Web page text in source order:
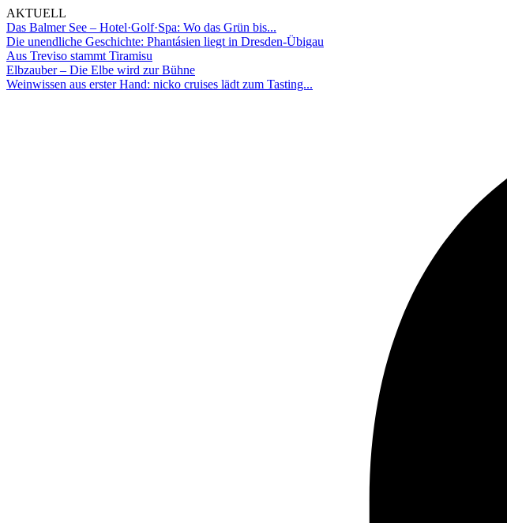
AKTUELL
Das Balmer See – Hotel·Golf·Spa: Wo das Grün bis...
Die unendliche Geschichte: Phantásien liegt in Dresden-Übigau
Aus Treviso stammt Tiramisu
Elbzauber – Die Elbe wird zur Bühne
Weinwissen aus erster Hand: nicko cruises lädt zum Tasting...